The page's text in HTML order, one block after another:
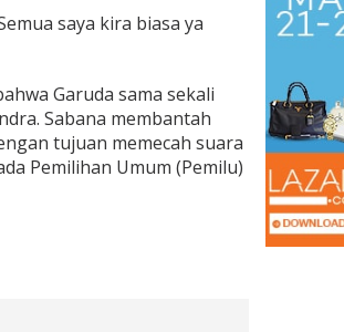
saya kira biasa ya
Garuda sama sekali
Sabana membantah
tujuan memecah suara
Pemilihan Umum (Pemilu)